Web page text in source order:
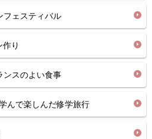
ェスティバル
り
スのよい食事
んで楽しんだ修学旅行